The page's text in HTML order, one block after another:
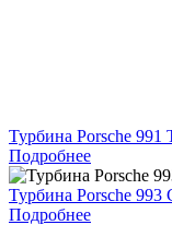
Турбина Porsche 991
Подробнее
Турбина Porsche 993
Подробнее